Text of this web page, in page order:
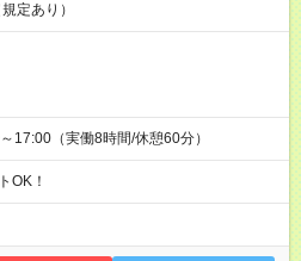
定あり）
17:00（実働8時間/休憩60分）
OK！